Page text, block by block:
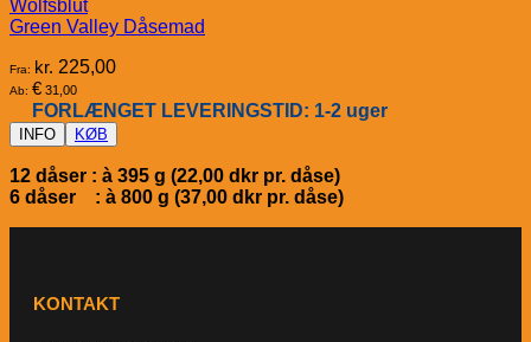
Wolfsblut
Green Valley Dåsemad
Fra: kr. 225,00
Ab: € 31,00
FORLÆNGET LEVERINGSTID: 1-2 uger
INFO KØB
12 dåser : à 395 g (22,00 dkr pr. dåse)
6 dåser : à 800 g (37,00 dkr pr. dåse)
KONTAKT